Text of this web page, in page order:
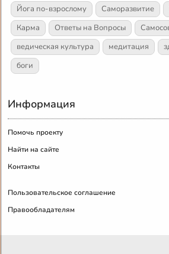
Йога по-взрослому
Саморазвитие
Карма
Ответы на Вопросы
ведическая культура
медитация
боги
Информация
Помочь проекту
Найти на сайте
Контакты
Пользовательское соглашение
Правообладателям